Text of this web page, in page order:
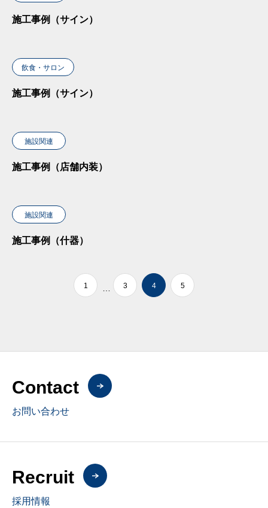
施工事例（サイン）
飲食・サロン
施工事例（サイン）
施設関連
施工事例（店舗内装）
施設関連
施工事例（什器）
1 3 4 5
Contact
お問い合わせ
Recruit
採用情報